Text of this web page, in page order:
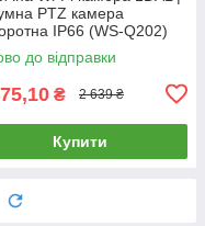
PTZ камера
IP66 (WS-Q202)
"Tuya"до відправки
₴ 2 639 ₴
Купити